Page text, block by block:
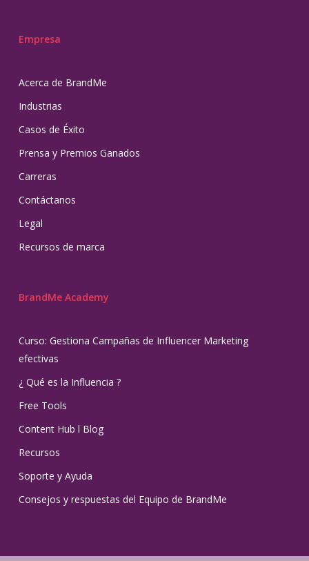
Empresa
Acerca de BrandMe
Industrias
Casos de Éxito
Prensa y Premios Ganados
Carreras
Contáctanos
Legal
Recursos de marca
BrandMe Academy
Curso: Gestiona Campañas de Influencer Marketing
efectivas
¿ Qué es la Influencia ?
Free Tools
Content Hub l Blog
Recursos
Soporte y Ayuda
Consejos y respuestas del Equipo de BrandMe